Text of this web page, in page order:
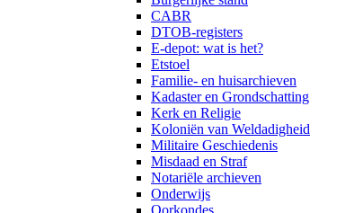
CABR
DTOB-registers
E-depot: wat is het?
Etstoel
Familie- en huisarchieven
Kadaster en Grondschatting
Kerk en Religie
Koloniën van Weldadigheid
Militaire Geschiedenis
Misdaad en Straf
Notariële archieven
Onderwijs
Oorkondes